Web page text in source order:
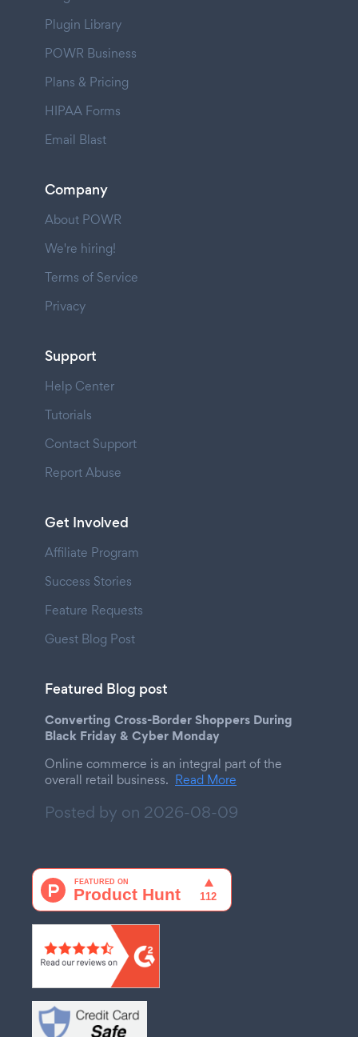
Plugin Library
POWR Business
Plans & Pricing
HIPAA Forms
Email Blast
Company
About POWR
We're hiring!
Terms of Service
Privacy
Support
Help Center
Tutorials
Contact Support
Report Abuse
Get Involved
Affiliate Program
Success Stories
Feature Requests
Guest Blog Post
Featured Blog post
Converting Cross-Border Shoppers During
Black Friday & Cyber Monday
Online commerce is an integral part of the
overall retail business. Read More
Posted by on 2026-08-09